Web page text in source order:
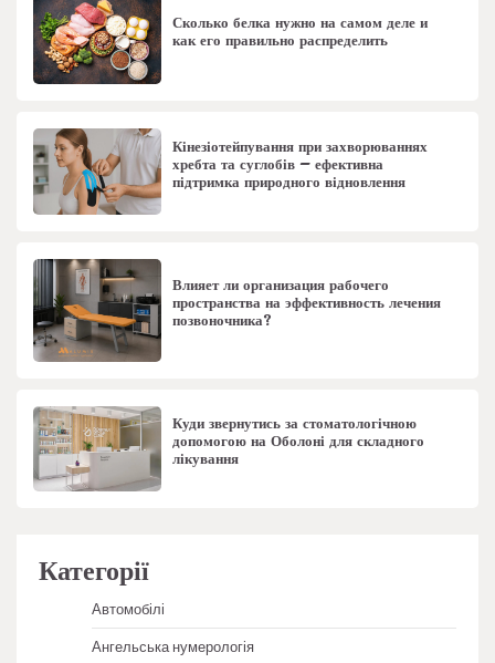
Сколько белка нужно на самом деле и
как его правильно распределить
Кінезіотейпування при захворюваннях
хребта та суглобів – ефективна
підтримка природного відновлення
Влияет ли организация рабочего
пространства на эффективность лечения
позвоночника?
Куди звернутись за стоматологічною
допомогою на Оболоні для складного
лікування
Категорії
Автомобілі
Ангельська нумерологія